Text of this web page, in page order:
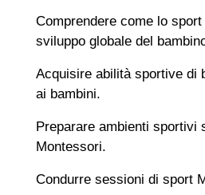
Comprendere come lo
sviluppo globale del
Acquisire abilità sportive di
ai bambini.
Preparare ambienti sportivi
Montessori.
Condurre sessioni di sport